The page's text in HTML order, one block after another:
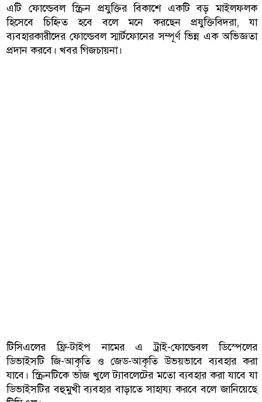
এটি ফোল্ডেবল স্ক্রিন প্রযুক্তির বিকাশে একটি বড় মাইলফলক
হিসেবে চিহ্নিত হবে বলে মনে করছেন প্রযুক্তিবিদরা, যা
ব্যবহারকারীদের ফোল্ডেবল স্মার্টফোনের সম্পূর্ণ ভিন্ন এক অভিজ্ঞতা
প্রদান করবে। খবর গিজচায়না।
টিসিএলের ফ্রি-টাইপ নামের এ ট্রাই-ফোল্ডেবল ডিস্পেলের
ডিভাইসটি জি-আকৃতি ও জেড-আকৃতি উভয়ভাবে ব্যবহার করা
যাবে। স্ক্রিনটিকে ভাঁজ খুলে ট্যাবলেটের মতো ব্যবহার করা যাবে যা
ডিভাইসটির বহুমুখী ব্যবহার বাড়াতে সাহায্য করবে বলে জানিয়েছে